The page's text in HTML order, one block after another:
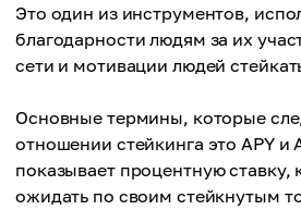
Это один из инструментов,
благодарности людям за их
сети и мотивации людей
Основные термины, которые
отношении стейкинга это APY и
показывает процентную
ожидать по своим стейкнутым